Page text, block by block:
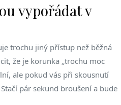
vypořádat v
trochu jiný přístup než běžná
že je korunka „trochu moc
ale pokud vás při skousnutí
pár sekund broušení a bude